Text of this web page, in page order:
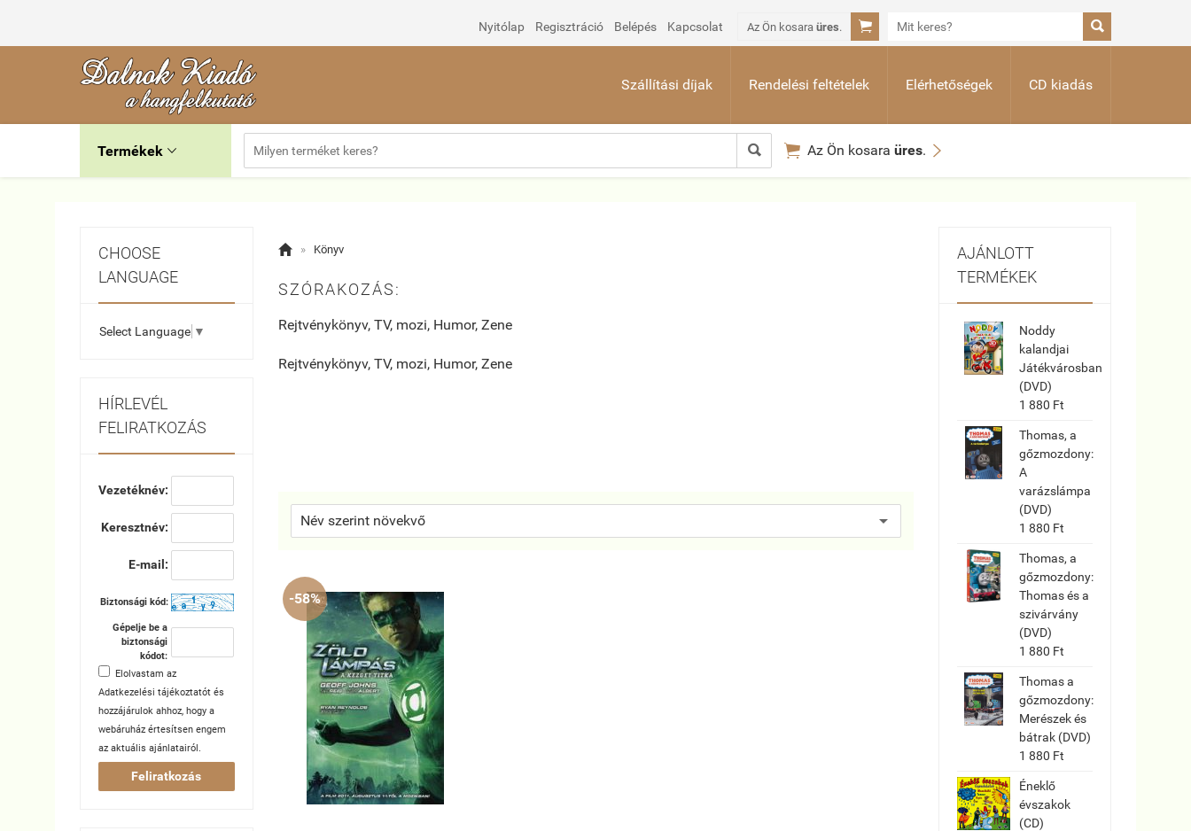
Nyitólap Regisztráció Belépés Kapcsolat Az Ön kosara üres.  
Szállítási díjak Rendelési feltételek Elérhetőségek CD kiadás
Termékek    Az Ön kosara üres. 
CHOOSE
LANGUAGE
Select Language ▼
HÍRLEVÉL
FELIRATKOZÁS
Vezetéknév:
Keresztnév:
E-mail:
Biztonsági kód:
Gépelje be a
biztonsági
kódot:
Elolvastam az
Adatkezelési tájékoztatót és
hozzájárulok ahhoz, hogy a
webáruház értesítsen engem
az aktuális ajánlatairól.
Feliratkozás
 » Könyv
SZÓRAKOZÁS:
Rejtvénykönyv, TV, mozi, Humor, Zene
Rejtvénykönyv, TV, mozi, Humor, Zene
-58%
AJÁNLOTT
TERMÉKEK
Noddy
kalandjai
Játékvárosban
(DVD)
1 880 Ft
Thomas, a
gőzmozdony:
A
varázslámpa
(DVD)
1 880 Ft
Thomas, a
gőzmozdony:
Thomas és a
szivárvány
(DVD)
1 880 Ft
Thomas a
gőzmozdony:
Merészek és
bátrak (DVD)
1 880 Ft
Éneklő
évszakok
(CD)